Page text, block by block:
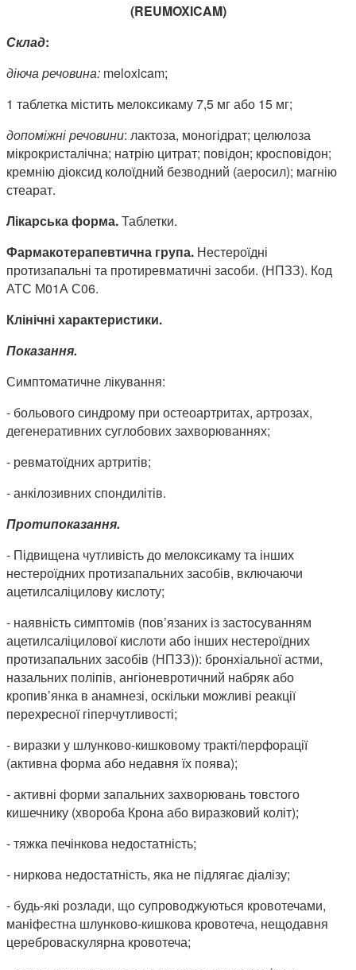
(REUMOXICAM)
Склад:
діюча речовина: meloxicam;
1 таблетка містить мелоксикаму 7,5 мг або 15 мг;
допоміжні речовини: лактоза, моногідрат; целюлоза
мікрокристалічна; натрію цитрат; повідон; кросповідон;
кремнію діоксид колоїдний безводний (аеросил); магнію
стеарат.
Лікарська форма.Таблетки.
Фармакотерапевтична група. Нестероїдні
протизапальні та протиревматичні засоби. (НПЗЗ). Код
АТС М01А С06.
Клінічні характеристики.
Показання.
Симптоматичне лікування:
- больового синдрому при остеоартритах, артрозах,
дегенеративних суглобових захворюваннях;
- ревматоїдних артритів;
- анкілозивних спондилітів.
Протипоказання.
- Підвищена чутливість до мелоксикаму та інших
нестероїдних протизапальних засобів, включаючи
ацетилсаліцилову кислоту;
- наявність симптомів (пов’язаних із застосуванням
ацетилсаліцилової кислоти або інших нестероїдних
протизапальних засобів (НПЗЗ)): бронхіальної астми,
назальних поліпів, ангіоневротичний набряк або
кропив’янка в анамнезі, оскільки можливі реакції
перехресної гіперчутливості;
- виразки у шлунково-кишковому тракті/перфорації
(активна форма або недавня їх поява);
- активні форми запальних захворювань товстого
кишечнику (хвороба Крона або виразковий коліт);
- тяжка печінкова недостатність;
- ниркова недостатність, яка не підлягає діалізу;
- будь-які розлади, що супроводжуються кровотечами,
маніфестна шлунково-кишкова кровотеча, нещодавня
цереброваскулярна кровотеча;